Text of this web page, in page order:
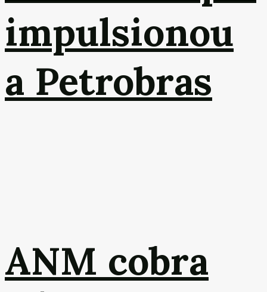
impulsionou
a Petrobras
ANM cobra